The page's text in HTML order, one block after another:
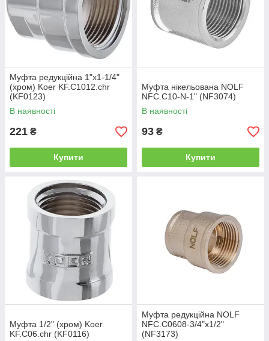
Муфта редукційна 1"х1-1/4"
(хром) Koer KF.C1012.chr
(KF0123)
В наявності
221 ₴
Купити
Муфта нікельована NOLF
NFC.C10-N-1" (NF3074)
В наявності
93 ₴
Купити
Муфта 1/2" (хром) Koer
KF.C06.chr (KF0116)
Муфта редукційна NOLF
NFC.C0608-3/4"x1/2"
(NF3173)